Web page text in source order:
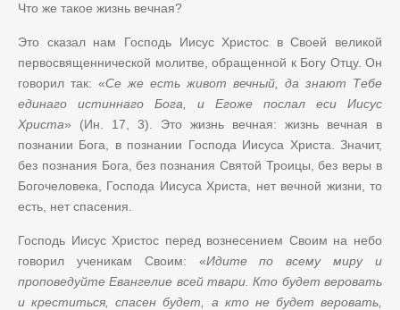
Что же такое жизнь вечная?
Это сказал нам Господь Иисус Христос в Своей великой
первосвященнической молитве, обращенной к Богу Отцу. Он
говорил так: «Се же есть живот вечный, да знают Тебе
единаго истиннаго Бога, и Егоже послал еси Иисус
Христа» (Ин. 17, 3). Это жизнь вечная: жизнь вечная в
познании Бога, в познании Господа Иисуса Христа. Значит,
без познания Бога, без познания Святой Троицы, без веры в
Богочеловека, Господа Иисуса Христа, нет вечной жизни, то
есть, нет спасения.
Господь Иисус Христос перед вознесением Своим на небо
говорил ученикам Своим: «Идите по всему миру и
проповедуйте Евангелие всей твари. Кто будет веровать
и креститься, спасен будет, а кто не будет веровать,